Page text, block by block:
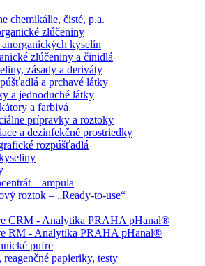
chemikálie, čisté, p.a.
zlúčeniny
kyselín
zlúčeniny a činidlá
zásady a deriváty
a prchavé látky
a jednoduché látky
a farbivá
prípravky a roztoky
a dezinfekčné prostriedky
rozpúšťadlá
– ampula
roztok – „Ready-to-use“
CRM - Analytika PRAHA pHanal®
RM - Analytika PRAHA pHanal®
pufre
papieriky, testy